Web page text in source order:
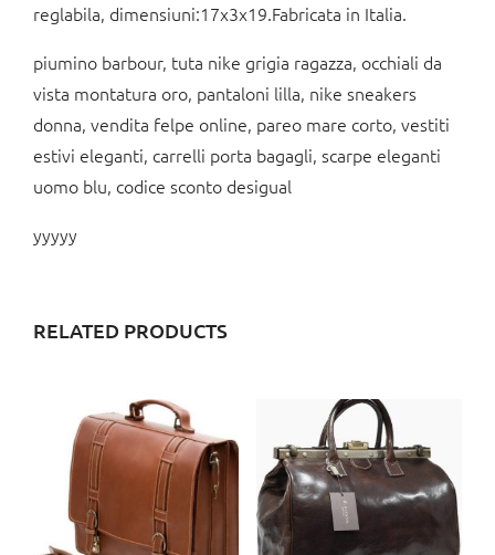
reglabila, dimensiuni:17x3x19.Fabricata in Italia.
piumino barbour, tuta nike grigia ragazza, occhiali da
vista montatura oro, pantaloni lilla, nike sneakers
donna, vendita felpe online, pareo mare corto, vestiti
estivi eleganti, carrelli porta bagagli, scarpe eleganti
uomo blu, codice sconto desigual
yyyyy
RELATED PRODUCTS